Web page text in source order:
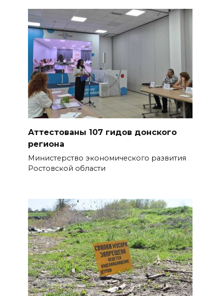
Аттестованы 107 гидов донского
региона
Министерство экономического развития
Ростовской области